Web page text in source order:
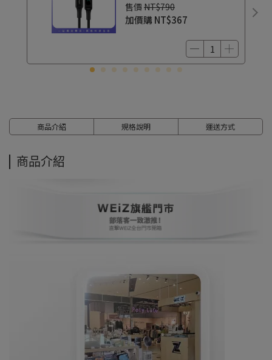
售價 NT$790
加價購NT$367
商品介紹 規格說明 運送方式
商品介紹